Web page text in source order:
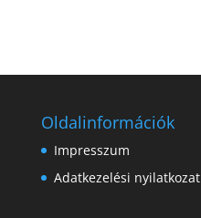
Oldalinformációk
Impresszum
Adatkezelési nyilatkozat